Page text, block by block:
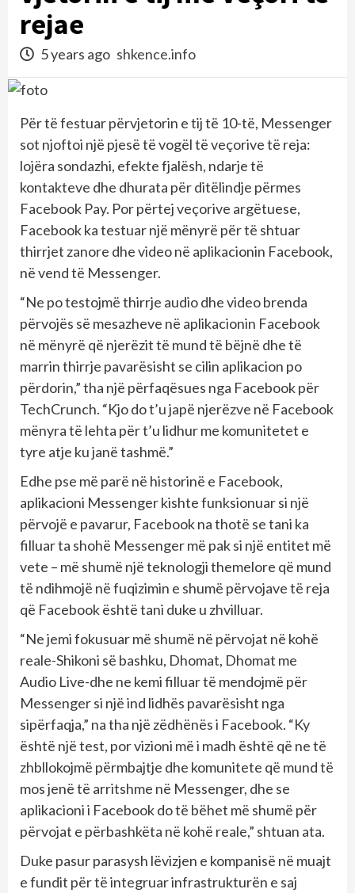
rejae
5 years ago shkence.info
Për të festuar përvjetorin e tij të 10-të, Messenger
sot njoftoi një pjesë të vogël të veçorive të reja:
lojëra sondazhi, efekte fjalësh, ndarje të
kontakteve dhe dhurata për ditëlindje përmes
Facebook Pay. Por përtej veçorive argëtuese,
Facebook ka testuar një mënyrë për të shtuar
thirrjet zanore dhe video në aplikacionin Facebook,
në vend të Messenger.
“Ne po testojmë thirrje audio dhe video brenda
përvojës së mesazheve në aplikacionin Facebook
në mënyrë që njerëzit të mund të bëjnë dhe të
marrin thirrje pavarësisht se cilin aplikacion po
përdorin,” tha një përfaqësues nga Facebook për
TechCrunch. “Kjo do t’u japë njerëzve në Facebook
mënyra të lehta për t’u lidhur me komunitetet e
tyre atje ku janë tashmë.”
Edhe pse më parë në historinë e Facebook,
aplikacioni Messenger kishte funksionuar si një
përvojë e pavarur, Facebook na thotë se tani ka
filluar ta shohë Messenger më pak si një entitet më
vete – më shumë një teknologji themelore që mund
të ndihmojë në fuqizimin e shumë përvojave të reja
që Facebook është tani duke u zhvilluar.
“Ne jemi fokusuar më shumë në përvojat në kohë
reale-Shikoni së bashku, Dhomat, Dhomat me
Audio Live-dhe ne kemi filluar të mendojmë për
Messenger si një ind lidhës pavarësisht nga
sipërfaqja,” na tha një zëdhënës i Facebook. “Ky
është një test, por vizioni më i madh është që ne të
zhbllokojmë përmbajtje dhe komunitete që mund të
mos jenë të arritshme në Messenger, dhe se
aplikacioni i Facebook do të bëhet më shumë për
përvojat e përbashkëta në kohë reale,” shtuan ata.
Duke pasur parasysh lëvizjen e kompanisë në muajt
e fundit për të integruar infrastrukturën e saj